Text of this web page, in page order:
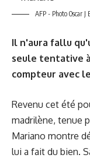
AFP - Photo Oscar J
Il n'aura fallu
seule tentative
compteur avec
Revenu cet été
madrilène, tenue
Mariano montre
lui a fait du bien.